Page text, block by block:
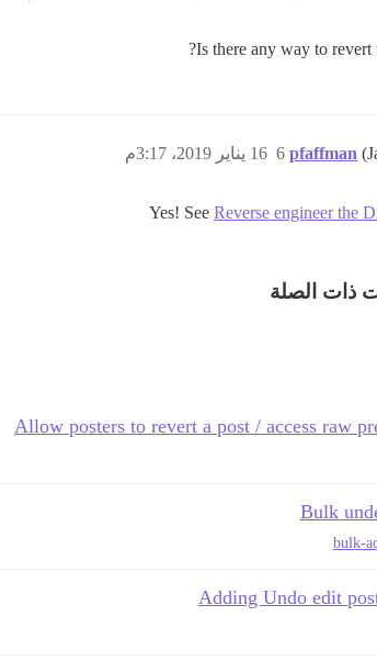
Is there any way to revert
pfaffman 16 يناير 2019، 3:17م 6
Yes! See Reverse engineer the
ذات الصلة
Allow posters to revert a post / access raw
Bulk
bulk-
Adding Undo edit